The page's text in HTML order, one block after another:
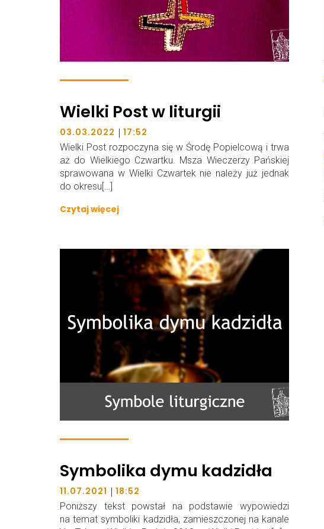
Wielki Post w liturgii
03.03.2022 | 17:52
Wielki Post rozpoczyna się w Środę Popielcową i trwa
aż do Wielkiego Czwartku. Msza Wieczerzy Pańskiej
sprawowana w Wielki Czwartek nie należy już jednak
do okresu[…]
Czytaj więcej
Symbolika dymu kadzidła
11.07.2021 | 18:52
Poniższy tekst powstał na podstawie wypowiedzi
na temat symboliki kadzidła, zamieszczonej na kanale